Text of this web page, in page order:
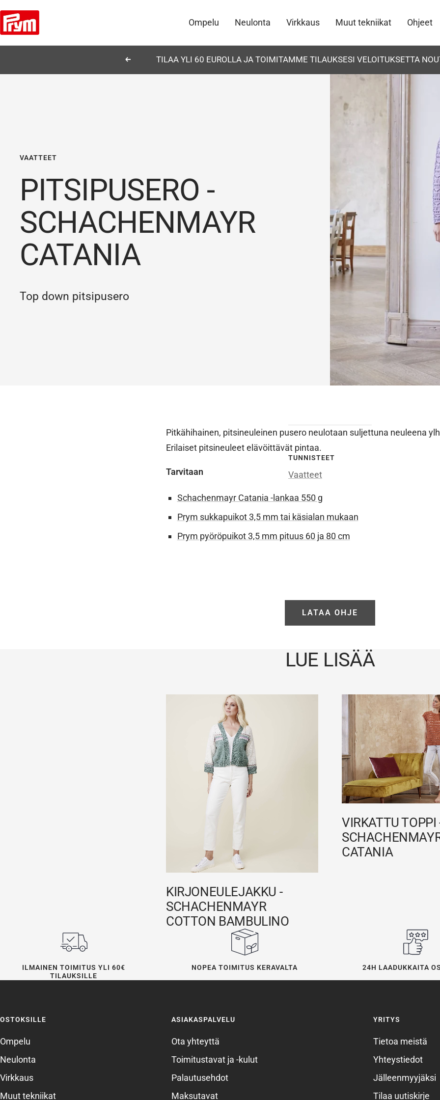
sisältöön
Ompelu Neulonta Virkkaus Muut tekniikat Ohjeet
Prym
EdellinenTILAA YLI 60 EUROLLA JA TOIMITAMME TILAUKSESI VELOITUKSETTA
VAATTEET
PITSIPUSERO -
SCHACHENMAYR
CATANIA
Top down pitsipusero
TUNNISTEET
Vaatteet
Pitkähihainen, pitsineuleinen pusero neulotaan suljettuna neuleena
Erilaiset pitsineuleet elävöittävät pintaa.
Tarvitaan
Schachenmayr Catania -lankaa 550 g
Prym sukkapuikot 3,5 mm tai käsialan mukaan
Prym pyöröpuikot 3,5 mm pituus 60 ja 80 cm
LATAA OHJE
LUE LISÄÄ
KIRJONEULEJAKKU -
SCHACHENMAYR
COTTON BAMBULINO
VIRKATTU TOPPI
CATANIA
ILMAINEN TOIMITUS YLI 60€
TILAUKSILLE
NOPEA TOIMITUS KERAVALTA 24H LAADUKKAITA
OSTOKSILLE
Ompelu
Neulonta
Virkkaus
Muut tekniikat
ASIAKASPALVELU
Ota yhteyttä
Toimitustavat ja -kulut
Palautusehdot
Maksutavat
YRITYS
Tietoa meistä
Yhteystiedot
Jälleenmyyjäksi
Tilaa uutiskirje